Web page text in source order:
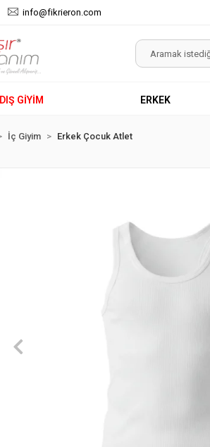
info@fikrieron.com
DIŞ GİYİM ERKEK
İç Giyim Erkek Çocuk Atlet